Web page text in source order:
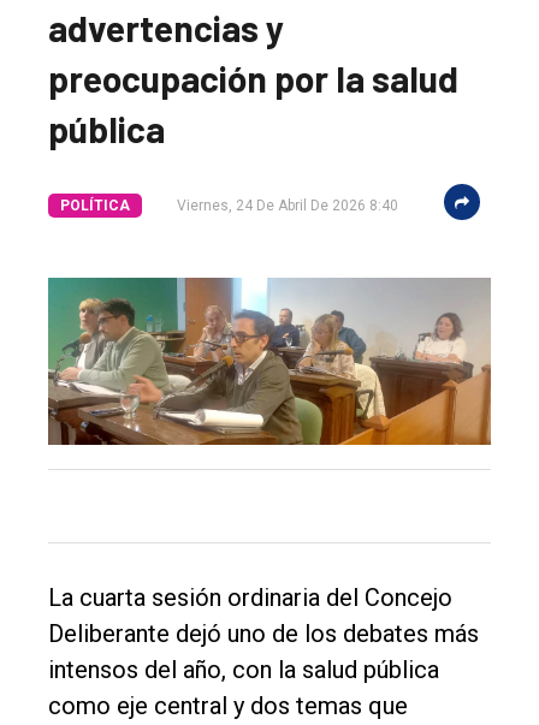
advertencias y
preocupación por la salud
pública
POLÍTICA Viernes, 24 De Abril De 2026 8:40
La cuarta sesión ordinaria del Concejo
Deliberante dejó uno de los debates más
intensos del año, con la salud pública
como eje central y dos temas que